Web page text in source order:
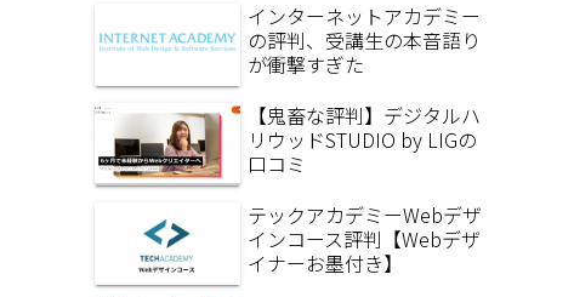
インターネットアカデミー
の評判、受講生の本音語り
が衝撃すぎた
【鬼畜な評判】デジタルハ
リウッドSTUDIO by LIGの
口コミ
テックアカデミーWebデザ
インコース評判【Webデザ
イナーお墨付き】